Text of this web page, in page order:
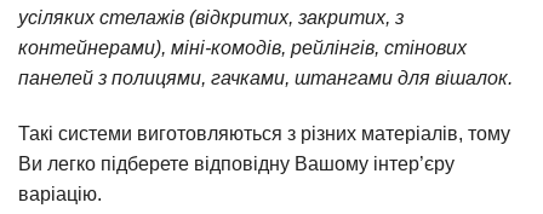
усіляких стелажів (відкритих, закритих, з
контейнерами), міні-комодів, рейлінгів, стінових
панелей з полицями, гачками, штангами для вішалок.
Такі системи виготовляються з різних матеріалів, тому
Ви легко підберете відповідну Вашому інтер’єру
варіацію.